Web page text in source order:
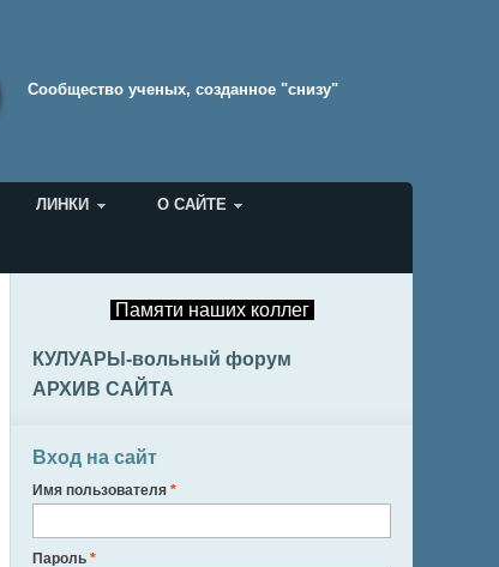
Cообщество ученых, созданное "снизу"
ЛИНКИ О САЙТЕ
Памяти наших коллег
КУЛУАРЫ-вольный форум
АРХИВ САЙТА
Вход на сайт
Имя пользователя *
Пароль *